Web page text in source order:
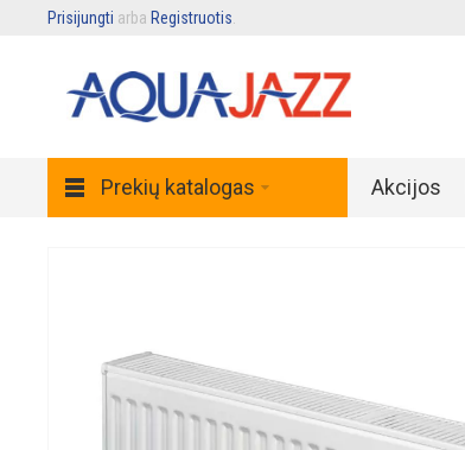
Prisijungti arba Registruotis
Prekių katalogas Akcijos